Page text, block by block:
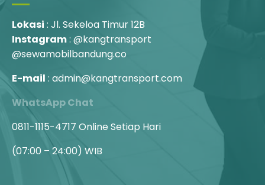
Lokasi : Jl. Sekeloa Timur 12B
Instagram: @kangtransport
@sewamobilbandung.co
E-mail : admin@kangtransport.com
WhatsApp Chat
0811-1115-4717 Online Setiap Hari
(07:00 – 24:00) WIB